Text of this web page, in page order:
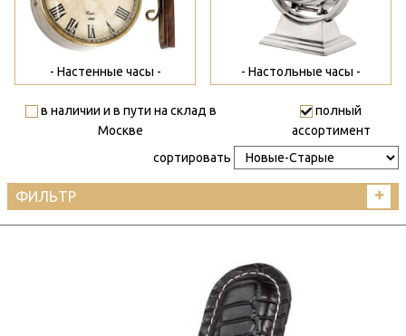
- Настенные часы - - Настольные часы -
в наличии и в пути на склад в
Москве
полный
ассортимент
сортировать
ФИЛЬТР